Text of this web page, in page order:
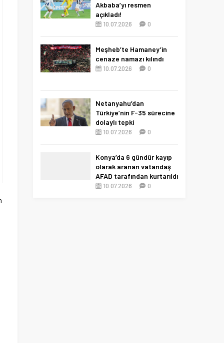
Akbaba’yı resmen
açıkladı!
10.07.2026 0
Meşheb’te Hamaney’in
cenaze namazı kılındı
10.07.2026 0
Netanyahu’dan
Türkiye’nin F-35 sürecine
dolaylı tepki
10.07.2026 0
Konya’da 6 gündür kayıp
olarak aranan vatandaş
AFAD tarafından kurtarıldı
10.07.2026 0